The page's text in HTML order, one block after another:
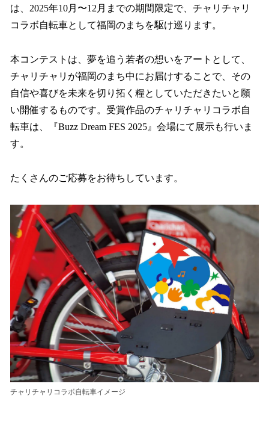
は、2025年10月〜12月までの期間限定で、チャリチャリ
コラボ自転車として福岡のまちを駆け巡ります。
本コンテストは、夢を追う若者の想いをアートとして、
チャリチャリが福岡のまち中にお届けすることで、その
自信や喜びを未来を切り拓く糧としていただきたいと願
い開催するものです。受賞作品のチャリチャリコラボ自
転車は、『Buzz Dream FES 2025』会場にて展示も行いま
す。
たくさんのご応募をお待ちしています。
チャリチャリコラボ自転車イメージ